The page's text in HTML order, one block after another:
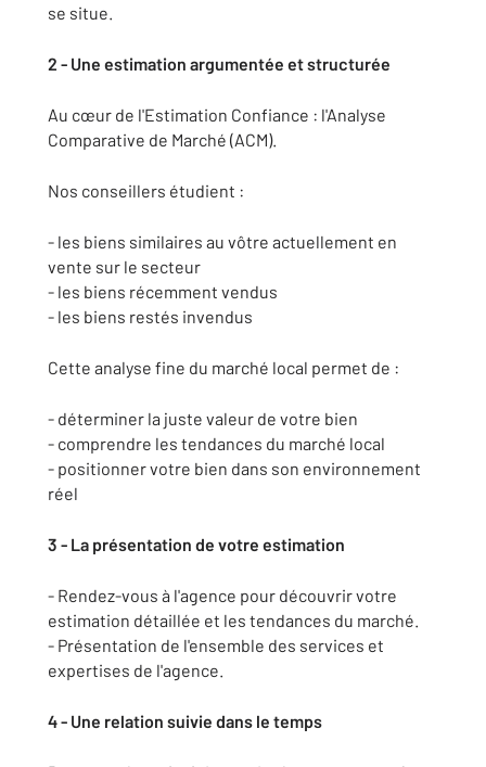
se situe.
2 - Une estimation argumentée et structurée
Au cœur de l'Estimation Confiance : l'Analyse
Comparative de Marché (ACM).
Nos conseillers étudient :
- les biens similaires au vôtre actuellement en
vente sur le secteur
- les biens récemment vendus
- les biens restés invendus
Cette analyse fine du marché local permet de :
- déterminer la juste valeur de votre bien
- comprendre les tendances du marché local
- positionner votre bien dans son environnement
réel
3 - La présentation de votre estimation
- Rendez-vous à l'agence pour découvrir votre
estimation détaillée et les tendances du marché.
- Présentation de l'ensemble des services et
expertises de l'agence.
4 - Une relation suivie dans le temps